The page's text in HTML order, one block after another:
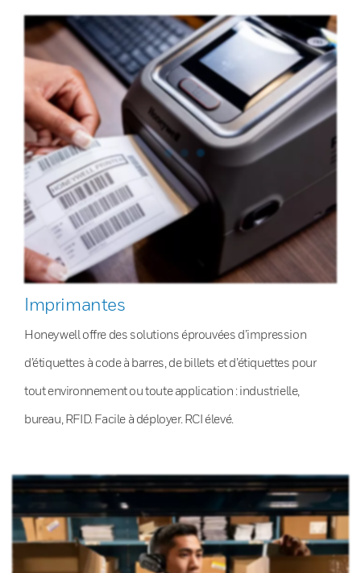
Imprimantes
Honeywell offre des solutions éprouvées d’impression
d’étiquettes à code à barres, de billets et d’étiquettes pour
tout environnement ou toute application : industrielle,
bureau, RFID. Facile à déployer. RCI élevé.